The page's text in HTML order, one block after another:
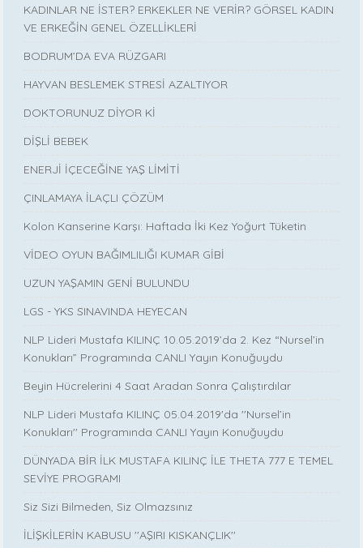
KADINLAR NE İSTER? ERKEKLER NE VERİR? GÖRSEL KADIN
VE ERKEĞİN GENEL ÖZELLİKLERİ
BODRUM’DA EVA RÜZGARI
HAYVAN BESLEMEK STRESİ AZALTIYOR
DOKTORUNUZ DİYOR Kİ
DİŞLİ BEBEK
ENERJİ İÇECEĞİNE YAŞ LİMİTİ
ÇINLAMAYA İLAÇLI ÇÖZÜM
Kolon Kanserine Karşı: Haftada İki Kez Yoğurt Tüketin
VİDEO OYUN BAĞIMLILIĞI KUMAR GİBİ
UZUN YAŞAMIN GENİ BULUNDU
LGS - YKS SINAVINDA HEYECAN
NLP Lideri Mustafa KILINÇ 10.05.2019’da 2. Kez “Nursel’in
Konukları” Programında CANLI Yayın Konuğuydu
Beyin Hücrelerini 4 Saat Aradan Sonra Çalıştırdılar
NLP Lideri Mustafa KILINÇ 05.04.2019'da ''Nursel’in
Konukları'' Programında CANLI Yayın Konuğuydu
DÜNYADA BİR İLK MUSTAFA KILINÇ İLE THETA 777 E TEMEL
SEVİYE PROGRAMI
Siz Sizi Bilmeden, Siz Olmazsınız
İLİŞKİLERİN KABUSU ''AŞIRI KISKANÇLIK''